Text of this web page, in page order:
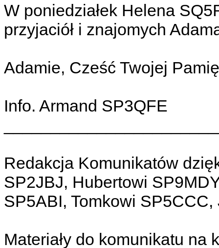
W poniedziałek Helena
przyjaciół i znajomych
Adamie, Cześć Twojej
Info. Armand SP3QFE
Redakcja Komunikatów
SP2JBJ, Hubertowi
SP5ABI, Tomkowi
Materiały do komunikatu na